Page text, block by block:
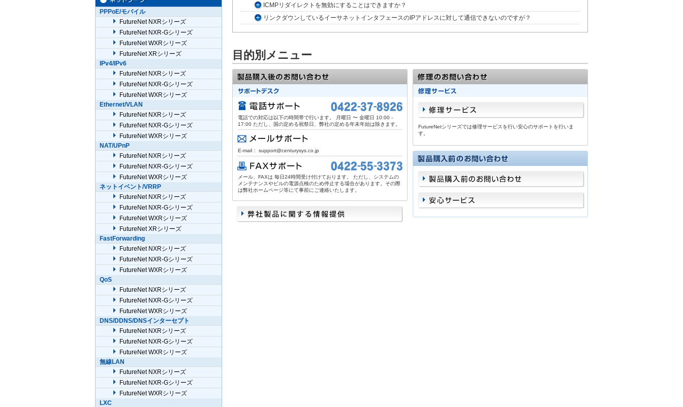
ICMPリダイレクトを無効にすることはできますか？
リンクダウンしているイーサネットインタフェースのIPアドレスに対して通信できないのですが？
目的別メニュー
電話での対応は以下の時間帯で行います。 月曜日 〜 金曜日 10:00 -
17:00 ただし、国の定める祝祭日、弊社の定める年末年始は除きます。
E-mail： support@centurysys.co.jp
メール、FAXは 毎日24時間受け付けております。 ただし、システムの
メンテナンスやビルの電源点検のため停止する場合があります。その際
は弊社ホームページ等にて事前にご連絡いたします。
FutureNetシリーズでは修理サービスを行い安心のサポートを行いま
す。
PPPoE/モバイル
FutureNet NXRシリーズ
FutureNet NXR-Gシリーズ
FutureNet WXRシリーズ
FutureNet XRシリーズ
IPv4/IPv6
FutureNet NXRシリーズ
FutureNet NXR-Gシリーズ
FutureNet WXRシリーズ
Ethernet/VLAN
FutureNet NXRシリーズ
FutureNet NXR-Gシリーズ
FutureNet WXRシリーズ
NAT/UPnP
FutureNet NXRシリーズ
FutureNet NXR-Gシリーズ
FutureNet WXRシリーズ
ネットイベント/VRRP
FutureNet NXRシリーズ
FutureNet NXR-Gシリーズ
FutureNet WXRシリーズ
FutureNet XRシリーズ
FastForwarding
FutureNet NXRシリーズ
FutureNet NXR-Gシリーズ
FutureNet WXRシリーズ
QoS
FutureNet NXRシリーズ
FutureNet NXR-Gシリーズ
FutureNet WXRシリーズ
DNS/DDNS/DNSインターセプト
FutureNet NXRシリーズ
FutureNet NXR-Gシリーズ
FutureNet WXRシリーズ
無線LAN
FutureNet NXRシリーズ
FutureNet NXR-Gシリーズ
FutureNet WXRシリーズ
LXC